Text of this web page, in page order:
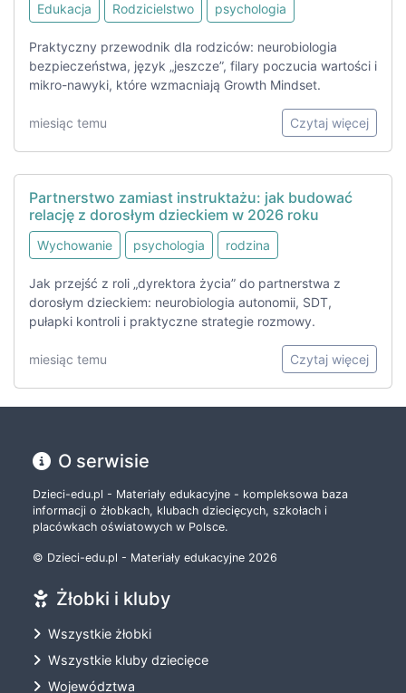
Edukacja Rodzicielstwo psychologia
Praktyczny przewodnik dla rodziców: neurobiologia
bezpieczeństwa, język „jeszcze”, filary poczucia wartości i
mikro-nawyki, które wzmacniają Growth Mindset.
miesiąc temu Czytaj więcej
Partnerstwo zamiast instruktażu: jak budować
relację z dorosłym dzieckiem w 2026 roku
Wychowanie psychologia rodzina
Jak przejść z roli „dyrektora życia” do partnerstwa z
dorosłym dzieckiem: neurobiologia autonomii, SDT,
pułapki kontroli i praktyczne strategie rozmowy.
miesiąc temu Czytaj więcej
O serwisie
Dzieci-edu.pl - Materiały edukacyjne - kompleksowa baza
informacji o żłobkach, klubach dziecięcych, szkołach i
placówkach oświatowych w Polsce.
© Dzieci-edu.pl - Materiały edukacyjne 2026
Żłobki i kluby
Wszystkie żłobki
Wszystkie kluby dziecięce
Województwa